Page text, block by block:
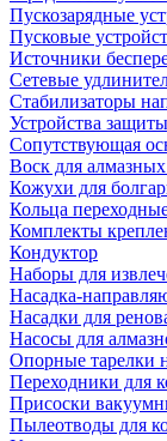
Пускозарядные
Пусковые
Источники
Сетевые
Стабилизаторы
Устройства
Сопутствующая
Воск для
Кожухи для
Кольца
Комплекты
Кондуктор
Наборы для
Насадка-
Насадки для
Насосы для
Опорные тарелки
Переходники для
Присоски
Пылеотводы для